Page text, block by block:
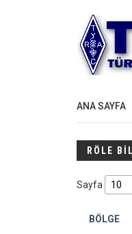
ANA SAYFA
RÖLE
Sayfa
BÖLGE